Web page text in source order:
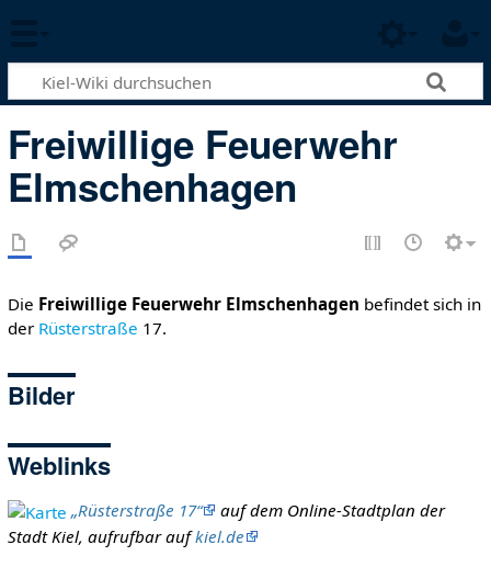
Freiwillige Feuerwehr
Elmschenhagen
Die Freiwillige Feuerwehr Elmschenhagen befindet sich in
der Rüsterstraße 17.
Bilder
Weblinks
„Rüsterstraße 17“
auf dem Online-Stadtplan der
Stadt Kiel, aufrufbar aufkiel.de